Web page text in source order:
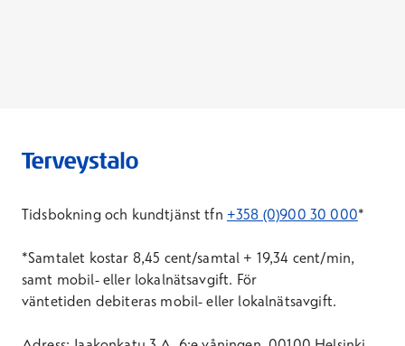
Tidsbokning och kundtjänst tfn +358 (0)900 30 000*
*Samtalet kostar 8,45 cent/samtal + 19,34 cent/min,
samt mobil- eller lokalnätsavgift. För
väntetiden debiteras mobil- eller lokalnätsavgift.